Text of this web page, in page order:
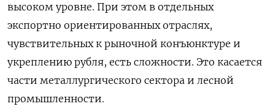
высоком уровне. При этом в ‌отдельных
экспортно ориентированных отраслях,
чувствительных к рыночной конъюнктуре и
укреплению рубля, есть сложности. Это касается
части металлургического сектора и лесной
промышленности.